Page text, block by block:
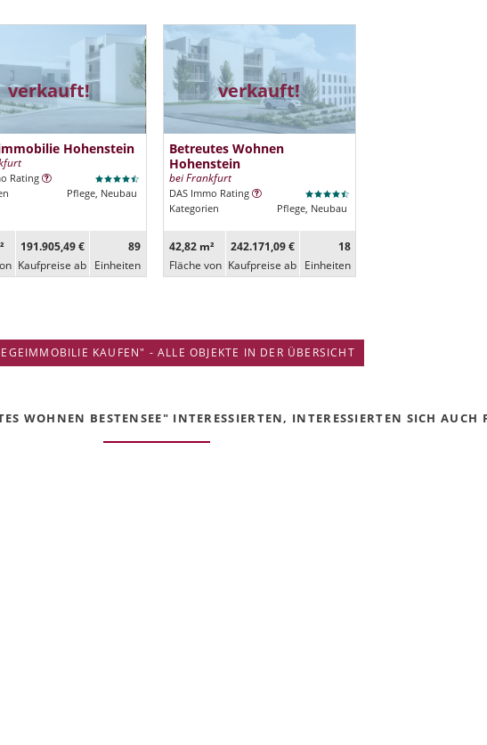
verkauft!
Hohenstein
Rating
Pflege, Neubau
191.905,49 €
Kaufpreise ab
89
Ein­heiten
verkauft!
Betreutes Wohnen
Hohenstein
bei Frankfurt
DAS Immo Rating
Kategorien
Pflege, Neubau
42,82 m²
Fläche von
242.171,09 €
Kaufpreise ab
18
Ein­heiten
KAUFEN" - ALLE OBJEKTE IN DER ÜBERSICHT
WOHNEN BESTENSEE" INTERESSIERTEN, INTERESSIERTEN SICH AUCH